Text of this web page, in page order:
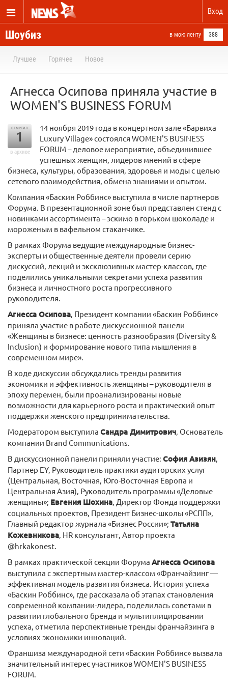
Вход
Шоубиз в мою ленту 388
Лучшее Горячее Новое
Агнесса Осипова приняла участие в
WOMEN'S BUSINESS FORUM
отметил
1
в архиве
14 ноября 2019 года в концертном зале «Барвиха
Luxury Village» состоялся WOMEN'S BUSINESS
FORUM – деловое мероприятие, объединившее
успешных женщин, лидеров мнений в сфере
бизнеса, культуры, образования, здоровья и моды с целью
сетевого взаимодействия, обмена знаниями и опытом.
Компания «Баскин Роббинс» выступила в числе партнеров
Форума. В презентационной зоне был представлен стенд с
новинками ассортимента – эскимо в горьком шоколаде и
мороженым в вафельном стаканчике.
В рамках Форума ведущие международные бизнес-
эксперты и общественные деятели провели серию
дискуссий, лекций и эксклюзивных мастер-классов, где
поделились уникальными секретами успеха развития
бизнеса и личностного роста прогрессивного
руководителя.
Агнесса Осипова, Президент компании «Баскин Роббинс»
приняла участие в работе дискуссионной панели
«Женщины в бизнесе: ценность разнообразия (Diversity &
Inclusion) и формирование нового типа мышления в
современном мире».
В ходе дискуссии обсуждались тренды развития
экономики и эффективность женщины – руководителя в
эпоху перемен, были проанализированы новые
возможности для карьерного роста и практический опыт
поддержки женского предпринимательства.
Модератором выступила Сандра Димитрович, Основатель
компании Brand Communications.
В дискуссионной панели приняли участие: София Азизян,
Партнер EY, Руководитель практики аудиторских услуг
(Центральная, Восточная, Юго-Восточная Европа и
Центральная Азия), Руководитель программы «Деловые
женщины»; Евгения Шохина, Директор Фонда поддержки
социальных проектов, Президент Бизнес-школы «РСПП»,
Главный редактор журнала «Бизнес России»; Татьяна
Кожевникова, HR консультант, Автор проекта
@hrkakonest.
В рамках практической секции Форума Агнесса Осипова
выступила с экспертным мастер-классом «Франчайзинг —
эффективная модель развития бизнеса. История успеха
«Баскин Роббинс», где рассказала об этапах становления
современной компании-лидера, поделилась советами в
развитии глобального бренда и мультиплицировании
успеха, отметила перспективные тренды франчайзинга в
условиях экономики инноваций.
Франшиза международной сети «Баскин Роббинс» вызвала
значительный интерес участников WOMEN'S BUSINESS
FORUM.